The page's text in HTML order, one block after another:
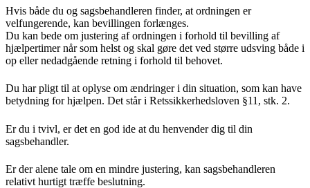
Hvis både du og sagsbehandleren finder, at ordningen er
velfungerende, kan bevillingen forlænges.
Du kan bede om justering af ordningen i forhold til bevilling af
hjælpertimer når som helst og skal gøre det ved større udsving både i
op eller nedadgående retning i forhold til behovet.
Du har pligt til at oplyse om ændringer i din situation, som kan have
betydning for hjælpen. Det står i Retssikkerhedsloven §11, stk. 2.
Er du i tvivl, er det en god ide at du henvender dig til din
sagsbehandler.
Er der alene tale om en mindre justering, kan sagsbehandleren
relativt hurtigt træffe beslutning.